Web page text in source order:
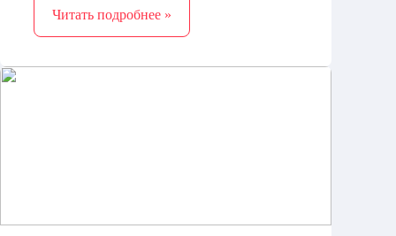
приобретаются модели с тумбой
Читать подробнее »